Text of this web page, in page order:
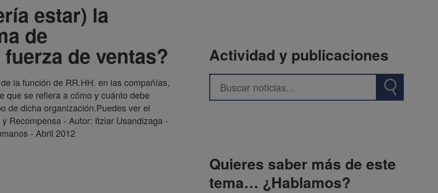
estar) la
de
de ventas?
la función de RR.HH. en las compañías,
que se refiera a cómo y cuánto debe
de dicha organización.Puedes ver el
Recompensa - Autor: Itziar Usandizaga -
- Abril 2012
Actividad y publicaciones
Quieres saber más de este
tema… ¿Hablamos?